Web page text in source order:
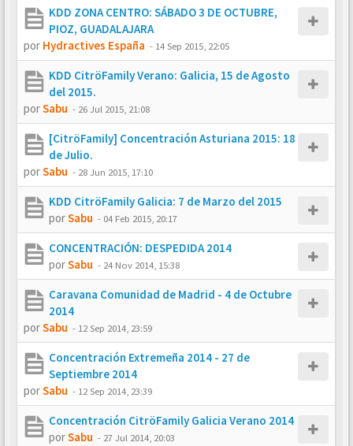
KDD ZONA CENTRO: SÁBADO 3 DE OCTUBRE,
PIOZ, GUADALAJARA
por Hydractives España - 14 Sep 2015, 22:05
KDD CitröFamily Verano: Galicia, 15 de Agosto
del 2015.
porSabu - 26 Jul 2015, 21:08
[CitröFamily] Concentración Asturiana 2015: 18
de Julio.
porSabu - 28 Jun 2015, 17:10
KDD CitröFamily Galicia: 7 de Marzo del 2015
porSabu - 04 Feb 2015, 20:17
CONCENTRACIÓN: DESPEDIDA 2014
porSabu - 24 Nov 2014, 15:38
Caravana Comunidad de Madrid - 4 de Octubre
2014
porSabu - 12 Sep 2014, 23:59
Concentración Extremeña 2014 - 27 de
Septiembre 2014
porSabu - 12 Sep 2014, 23:39
Concentración CitröFamily Galicia Verano 2014
porSabu - 27 Jul 2014, 20:03